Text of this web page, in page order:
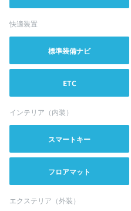
快適装置
標準装備ナビ
ETC
インテリア（内装）
スマートキー
フロアマット
エクステリア（外装）